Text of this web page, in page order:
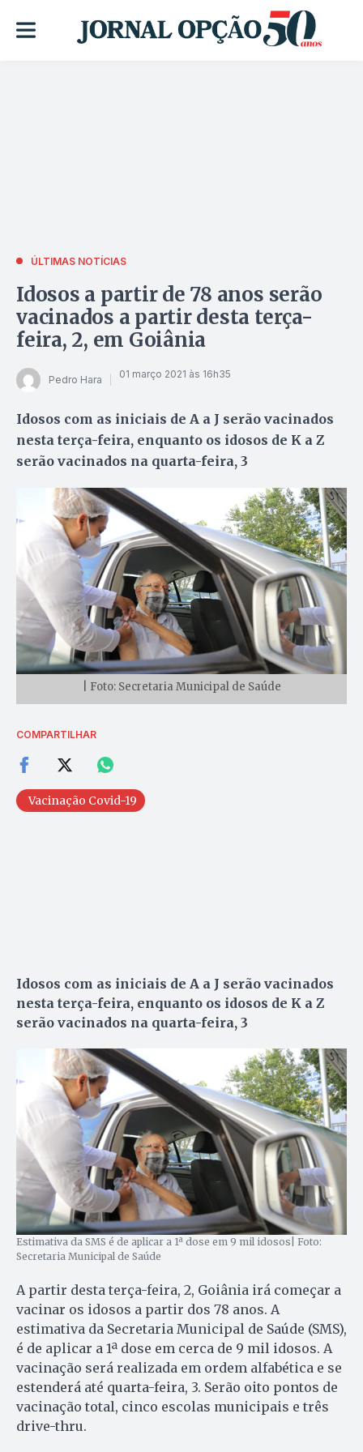
ÚLTIMAS NOTÍCIAS
Idosos a partir de 78 anos serão
vacinados a partir desta terça-
feira, 2, em Goiânia
Pedro Hara 01 março 2021 às 16h35
Idosos com as iniciais de A a J serão vacinados
nesta terça-feira, enquanto os idosos de K a Z
serão vacinados na quarta-feira, 3
| Foto: Secretaria Municipal de Saúde
COMPARTILHAR
Vacinação Covid-19
Idosos com as iniciais de A a J serão vacinados
nesta terça-feira, enquanto os idosos de K a Z
serão vacinados na quarta-feira, 3
Estimativa da SMS é de aplicar a 1ª dose em 9 mil idosos| Foto:
Secretaria Municipal de Saúde
A partir desta terça-feira, 2, Goiânia irá começar a
vacinar os idosos a partir dos 78 anos. A
estimativa da Secretaria Municipal de Saúde (SMS),
é de aplicar a 1ª dose em cerca de 9 mil idosos. A
vacinação será realizada em ordem alfabética e se
estenderá até quarta-feira, 3. Serão oito pontos de
vacinação total, cinco escolas municipais e três
drive-thru.